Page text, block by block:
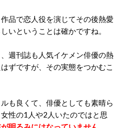
品で恋人役を演じてその後熱愛
いということは確かですね。
週刊誌も人気イケメン俳優の熱
ずですが、その実態をつかむこ
も良くて、俳優としても素晴ら
性の1 人や2 人いたのではと思